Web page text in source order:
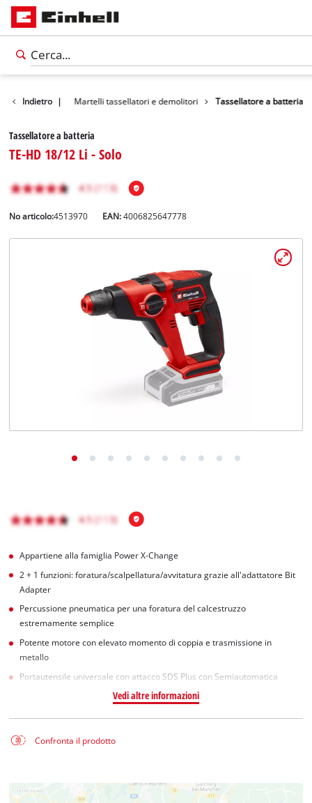
Indietro |
Utensili Martelli tassellatori e demolitori Tassellatore a batteria
Tassellatore a batteria
TE-HD 18/12 Li - Solo
No articolo:4513970 EAN:4006825647778
Appartiene alla famiglia Power X-Change
2 + 1 funzioni: foratura/scalpellatura/avvitatura grazie all'adattatore Bit
Adapter
Percussione pneumatica per una foratura del calcestruzzo
estremamente semplice
Potente motore con elevato momento di coppia e trasmissione in
metallo
Portautensile universale con attacco SDS Plus con Semiautomatica
Vedi altre informazioni
Confronta il prodotto